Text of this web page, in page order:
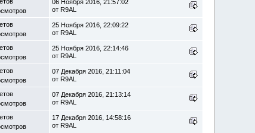
06 Ноября 2016, 21:57:02
от R9AL
25 Ноября 2016, 22:09:22
от R9AL
25 Ноября 2016, 22:14:46
от R9AL
07 Декабря 2016, 21:11:04
от R9AL
07 Декабря 2016, 21:13:14
от R9AL
17 Декабря 2016, 14:58:16
от R9AL